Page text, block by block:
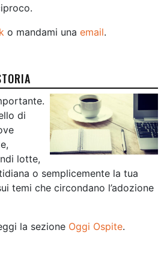
o mandami una email.
di
lotte,
o semplicemente la tua
temi che circondano l’adozione
la sezione Oggi Ospite.